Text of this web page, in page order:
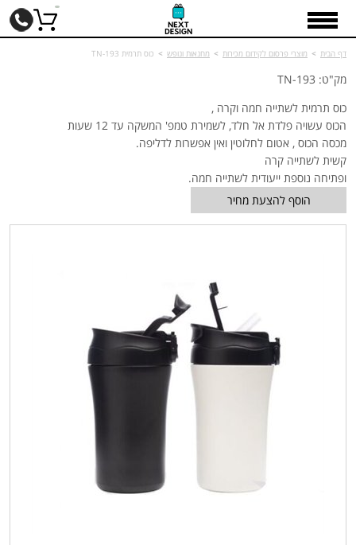
דף הבית > מוצרי פרסום לקידום מכירות > מחנאות ונופש > כוס תרמית TN-193
מק"ט: TN-193
כוס תרמית לשתייה חמה וקרה ,
הכוס עשויה פלדת אל חלד, לשמירת טמפ' המשקה עד 12 שעות
מכסה הכוס , אטום לחלוטין ואין אפשרות לדליפה.
קשית לשתייה קרה
ופתיחה נוספת ייעודית לשתייה חמה.
הוסף להצעת מחיר